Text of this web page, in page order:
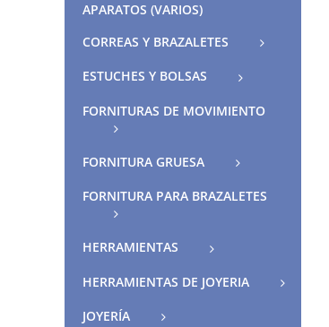
APARATOS (VARIOS)
CORREAS Y BRAZALETES
ESTUCHES Y BOLSAS
FORNITURAS DE MOVIMIENTO
FORNITURA GRUESA
FORNITURA PARA BRAZALETES
HERRAMIENTAS
HERRAMIENTAS DE JOYERIA
JOYERÍA